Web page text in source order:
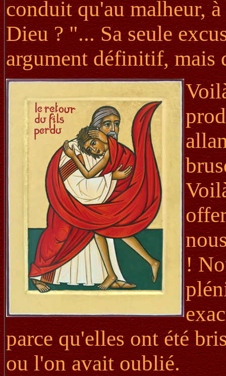
conduit qu'au malheur,
Dieu ? "... Sa seule
argument définitif, mais
!
parce qu'elles ont été
ou l'on avait oublié.